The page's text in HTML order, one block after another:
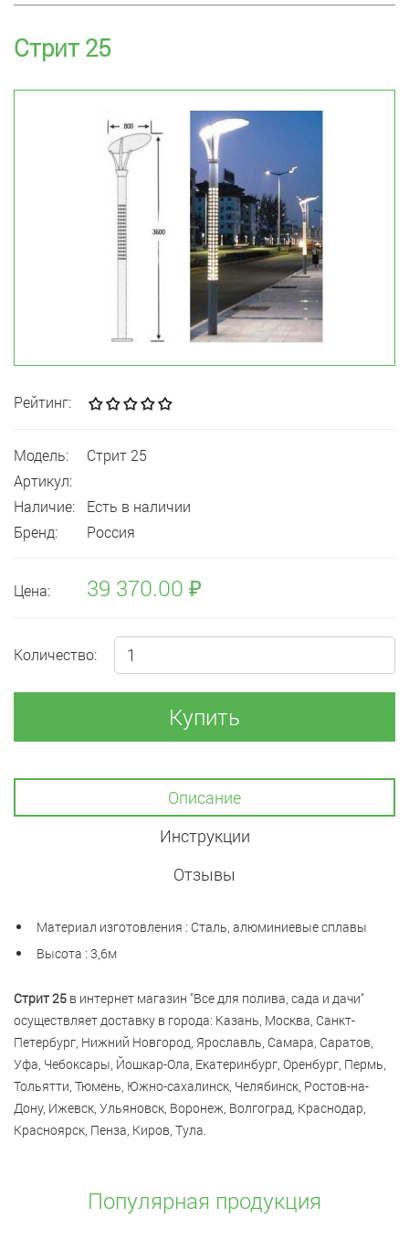
Стрит 25
Рейтинг:
Модель:
Стрит 25
Артикул:
Наличие:
Есть в наличии
Бренд:
Россия
Цена: 39 370.00 ₽
Количество:
Купить
Описание
Инструкции
Отзывы
Материал изготовления : Сталь, алюминиевые сплавы
Высота : 3,6м
Стрит 25 в интернет магазин "Все для полива, сада и дачи"
осуществляет доставку в города: Казань, Москва, Санкт-
Петербург, Нижний Новгород, Ярославль, Самара, Саратов,
Уфа, Чебоксары, Йошкар-Ола, Екатеринбург, Оренбург, Пермь,
Тольятти, Тюмень, Южно-сахалинск, Челябинск, Ростов-на-
Дону, Ижевск, Ульяновск, Воронеж, Волгоград, Краснодар,
Красноярск, Пенза, Киров, Тула.
Популярная продукция